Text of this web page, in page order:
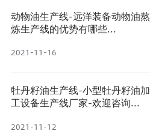
动物油生产线-远洋装备动物油熬
炼生产线的优势有哪些...
2021-11-16
牡丹籽油生产线-小型牡丹籽油加
工设备生产线厂家-欢迎咨询...
2021-11-12